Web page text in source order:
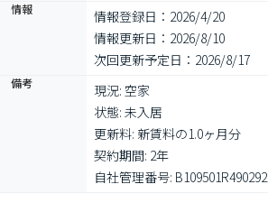
情報
情報登録日：2026/4/20
情報更新日：2026/8/10
次回更新予定日：2026/8/17
備考
現況: 空家
状態: 未入居
更新料: 新賃料の1.0ヶ月分
契約期間: 2年
自社管理番号: B109501R490292